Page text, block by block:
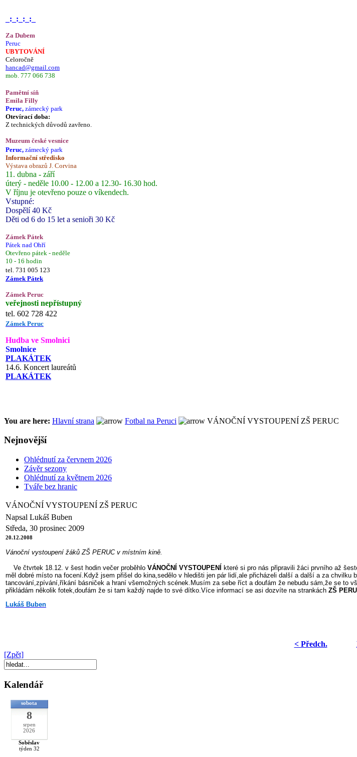
_:_:_:_:_
Za Dubem
Peruc
UBYTOVÁNÍ
Celoročně
hancad@gmail.com
mob. 777 066 738
Pamětní síň
Emila Filly
Peruc, zámecký park
Otevírací doba:
Z technických důvodů zavřeno.
Muzeum české vesnice
Peruc, zámecký park
Informační středisko
Výstava obrazů J. Corvina
11. dubna - září
úterý - neděle 10.00 - 12.00 a 12.30- 16.30 hod.
V říjnu je otevřeno pouze o víkendech.
Vstupné:
Dospělí 40 Kč
Děti od 6 do 15 let a senioři 30 Kč
Zámek Pátek
Pátek nad Ohří
Otevřeno pátek - neděle
10 - 16 hodin
tel. 731 005 123
Zámek Pátek
Zámek Peruc
veřejnosti nepřístupný
tel. 602 728 422
Zámek Peruc
Hudba ve Smolnici
Smolnice
PLAKÁTEK
14.6. Koncert laureátů
PLAKÁTEK
You are here: Hlavní strana Fotbal na Peruci VÁNOČNÍ VYSTOUPENÍ ZŠ PERUC
Nejnovější
Ohlédnutí za červnem 2026
Závěr sezony
Ohlédnutí za květnem 2026
Tváře bez hranic
VÁNOČNÍ VYSTOUPENÍ ZŠ PERUC
Napsal Lukáš Buben
Středa, 30 prosinec 2009
20.12.2008
Vánoční vystoupení žáků ZŠ PERUC v místním kině.
Ve čtvrtek 18.12. v šest hodin večer proběhlo VÁNOČNÍ VYSTOUPENÍ
které si pro nás připravili žáci prvního až
měl dobré místo na focení.Když jsem přišel do kina,sedělo v hledišti jen pár lidí,ale přicházeli další a další a za
tancování,zpívání,říkání básniček a hraní všemožných scének.Musím za sebe říct a doufám že nebudu sám,že se to
přikládám několik fotek,doufám že si tam každý najde to své dítko.Více informací se asi dozvíte na strankách ZŠ
Lukáš Buben
< Předch.
[Zpět]
Kalendář
sobota
8
srpen
2026
Soběslav
týden 32